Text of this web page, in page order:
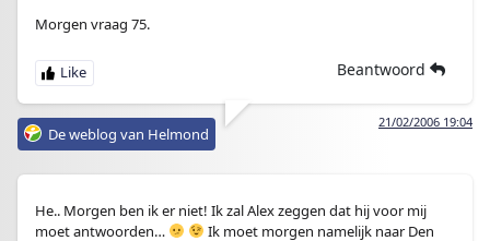
Morgen vraag 75.
Beantwoord
21/02/2006 19:04
De weblog van Helmond
He.. Morgen ben ik er niet! Ik zal Alex zeggen dat hij voor mij
moet antwoorden…
Ik moet morgen namelijk naar Den